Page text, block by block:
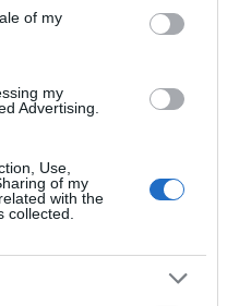
of my
my
Advertising.
Use,
of my
with the
collected.
Φωτογραφίες από
ΧΑΘΗΚΕ! ΟΠΩΣ
ΟΜΩΣ
ΤΗΣ ΑΝΔΡΟΥ!…»